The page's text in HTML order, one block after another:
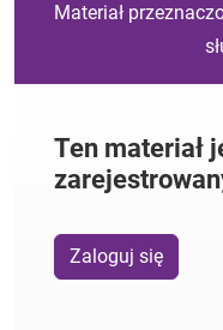
Materiał
Ten materiał
Zaloguj się